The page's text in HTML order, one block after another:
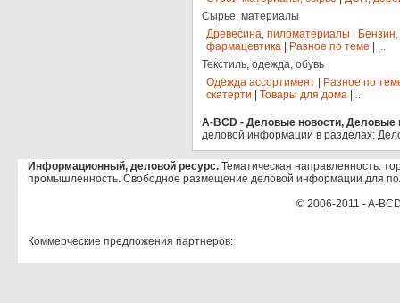
Сырье, материалы
Древесина, пиломатериалы
фармацевтика
Разное по теме
...
Текстиль, одежда, обувь
Одежда ассортимент
Разное по
скатерти
Товары для дома ...
A-BCD - Деловые новости, Деловые
деловой информации в разделах:
Информационный, деловой ресурс. Тематическая направленность:
промышленность. Свободное размещение деловой информации для
© 2006-2011 - A-
Коммерческие предложения партнеров: